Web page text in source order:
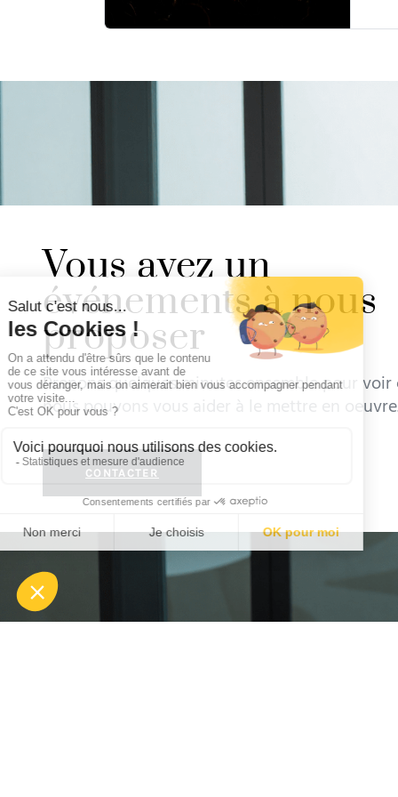
Vous avez un
événements à nous
proposer
Prenons quelques minutes ensemble pour
nous pouvons vous aider à le mettre en
CONTACTER